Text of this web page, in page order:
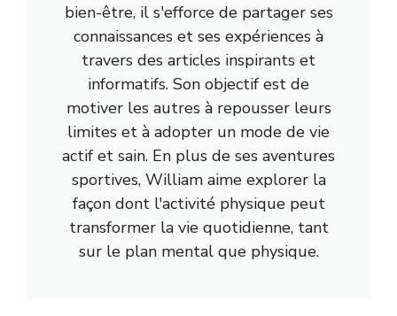
bien-être, il s'efforce de partager ses
connaissances et ses expériences à
travers des articles inspirants et
informatifs. Son objectif est de
motiver les autres à repousser leurs
limites et à adopter un mode de vie
actif et sain. En plus de ses aventures
sportives, William aime explorer la
façon dont l'activité physique peut
transformer la vie quotidienne, tant
sur le plan mental que physique.